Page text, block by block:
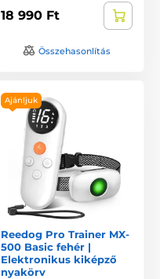
18 990 Ft
Összehasonlítás
Ajánljuk
Reedog Pro Trainer MX-
500 Basic fehér |
Elektronikus kiképző
nyakörv